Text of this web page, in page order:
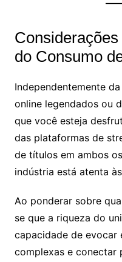
do Consumo
Independentemente
online legendados ou
que você esteja
das plataformas de
de títulos em ambos
indústria está atenta
Ao ponderar sobre
se que a riqueza do
capacidade de evocar
complexas e conectar